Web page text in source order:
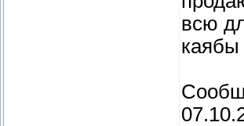
всю
каябы